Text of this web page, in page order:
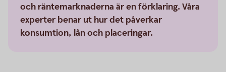
och räntemarknaderna är en förklaring. Våra
experter benar ut hur det påverkar
konsumtion, lån och placeringar.